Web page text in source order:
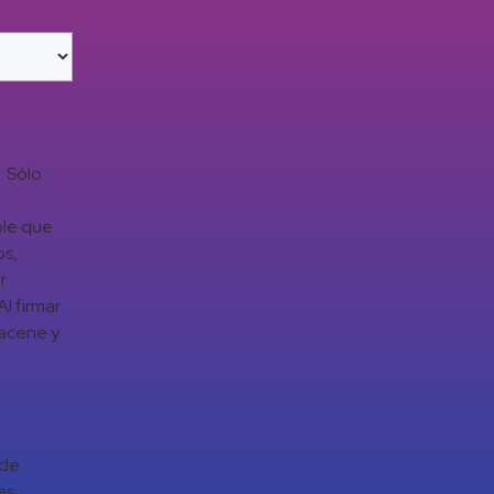
Sólo
que
firmar
y